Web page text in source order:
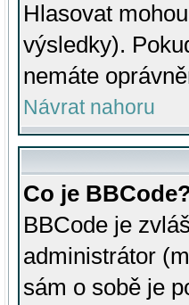
Hlasovat
výsledky).
nemáte
Návrat nahoru
Co je
BBCode je
administrátor
sám o sobě je